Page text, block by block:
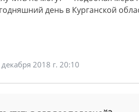
день в Курганской
2018 г. 20:10